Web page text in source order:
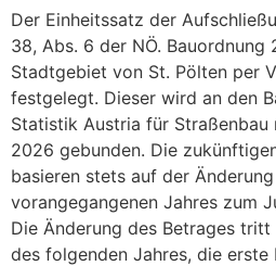
Der Einheitssatz der
38, Abs. 6 der NÖ. Bauordnung
Stadtgebiet von St. Pölten per
festgelegt. Dieser wird an den
Statistik Austria für Straßenbau
2026 gebunden. Die
basieren stets auf der
vorangegangenen Jahres zum
Die Änderung des Betrages tritt
des folgenden Jahres, die erste